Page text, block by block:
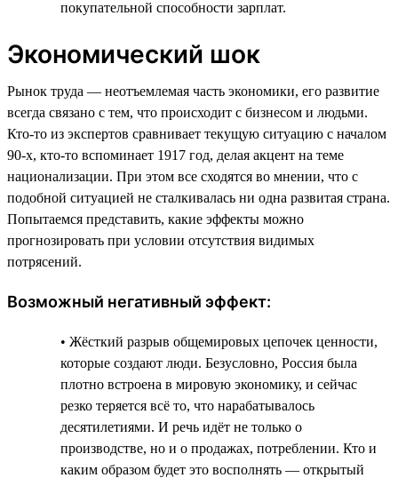
покупательной способности зарплат.
Экономический шок
Рынок труда — неотъемлемая часть экономики, его развитие
всегда связано с тем, что происходит с бизнесом и людьми.
Кто-то из экспертов сравнивает текущую ситуацию с началом
90-х, кто-то вспоминает 1917 год, делая акцент на теме
национализации. При этом все сходятся во мнении, что с
подобной ситуацией не сталкивалась ни одна развитая страна.
Попытаемся представить, какие эффекты можно
прогнозировать при условии отсутствия видимых
потрясений.
Возможный негативный эффект:
• Жёсткий разрыв общемировых цепочек ценности,
которые создают люди. Безусловно, Россия была
плотно встроена в мировую экономику, и сейчас
резко теряется всё то, что нарабатывалось
десятилетиями. И речь идёт не только о
производстве, но и о продажах, потреблении. Кто и
каким образом будет это восполнять — открытый